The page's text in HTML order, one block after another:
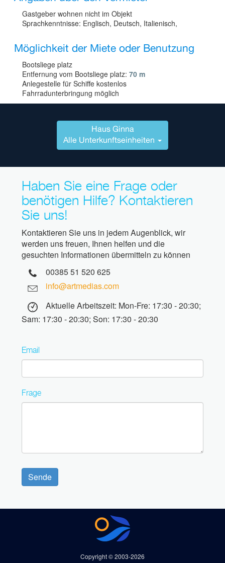
Gastgeber wohnen nicht im Objekt
Sprachkenntnisse: Englisch, Deutsch, Italienisch,
Möglichkeit der Miete oder Benutzung
Bootsliege platz
Entfernung vom Bootsliege platz: 70 m
Anlegestelle für Schiffe kostenlos
Fahrradunterbringung möglich
Haus Ginna
Alle Unterkunftseinheiten
Haben Sie eine Frage oder
benötigen Hilfe? Kontaktieren
Sie uns!
Kontaktieren Sie uns in jedem Augenblick, wir
werden uns freuen, Ihnen helfen und die
gesuchten Informationen übermitteln zu können
00385 51 520 625
info@artmedias.com
Aktuelle Arbeitszeit: Mon-Fre: 17:30 - 20:30;
Sam: 17:30 - 20:30; Son: 17:30 - 20:30
Email
Frage
Sende
Copyright © 2003-2026